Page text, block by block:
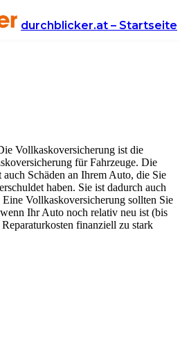
durchblicker.at – Startseite
autoversicherung
Vollkaskoversicherung ist die
für Fahrzeuge. Die
Schäden an Ihrem Auto, die Sie
haben. Sie ist dadurch auch
Vollkaskoversicherung sollten Sie
Ihr Auto noch relativ neu ist (bis
finanziell zu stark